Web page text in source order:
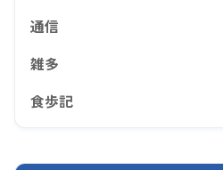
通信
雑多
食歩記